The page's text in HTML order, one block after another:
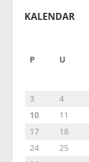
KALENDAR
P U
3
4
10
11
17
18
24
25